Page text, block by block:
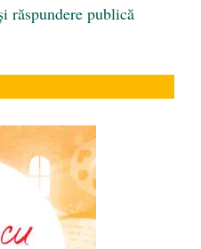
răspundere publică